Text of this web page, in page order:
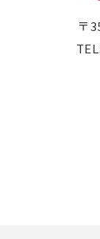
〒
TEL: